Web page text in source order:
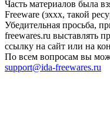
Часть материалов была
Freeware (эххх, такой
Убедительная просьба,
freewares.ru выставлять
ссылку на сайт или на
По всем вопросам вы
support@ida-freewares.ru